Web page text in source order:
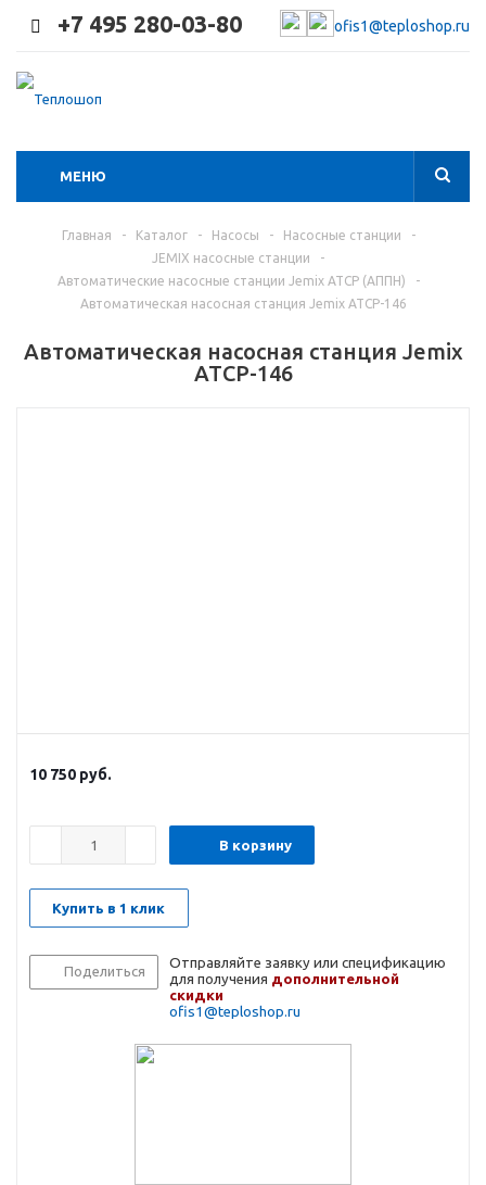
+7 495 280-03-80 ofis1@teploshop.ru
МЕНЮ
Главная - Каталог - Насосы - Насосные станции
-
JEMIX насосные станции
-
Автоматические насосные станции Jemix ATCP (АППН)
-
Автоматическая насосная станция Jemix ATCP-146
Автоматическая насосная станция Jemix
ATCP-146
10 750 руб.
В корзину
Купить в 1 клик
Поделиться
Отправляйте заявку или спецификацию
для получения дополнительной
скидки
ofis1@teploshop.ru